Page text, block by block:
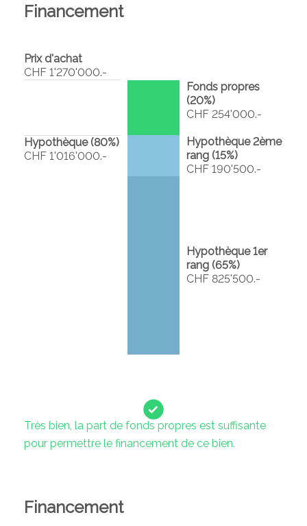
Financement
Prix d'achat
CHF 1'270'000.-
Fonds propres
(20%)
CHF 254'000.-
Hypothèque (80%)
CHF 1'016'000.-
Hypothèque 2ème
rang (15%)
CHF 190'500.-
Hypothèque 1er
rang (65%)
CHF 825'500.-
Très bien, la part de fonds propres est suffisante
pour permettre le financement de ce bien.
Financement